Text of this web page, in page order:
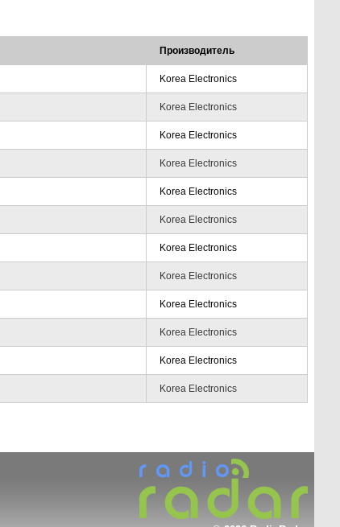
Производитель
Korea Electronics
Korea Electronics
Korea Electronics
Korea Electronics
Korea Electronics
Korea Electronics
Korea Electronics
Korea Electronics
Korea Electronics
Korea Electronics
Korea Electronics
Korea Electronics